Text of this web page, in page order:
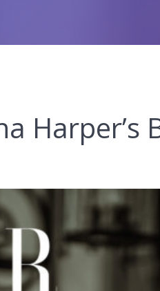
Harper’s